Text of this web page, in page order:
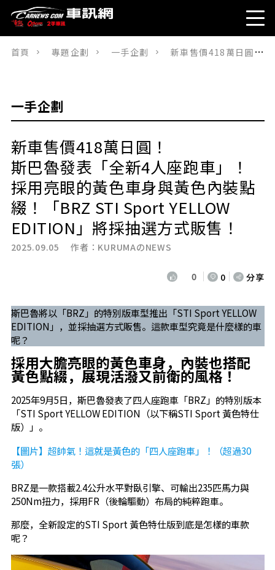
首頁 專題企劃 一手企劃 新車售價418萬日圓！斯巴魯發表「全新4人座跑車」！採用亮眼的黃色車身與黃色內裝點綴！「BRZ STI Sport YELLOW EDITION」將採抽選方式販售！
一手企劃
新車售價418萬日圓！
斯巴魯發表「全新4人座跑車」！
採用亮眼的黃色車身與黃色內裝點
綴！「BRZ STI Sport YELLOW
EDITION」將採抽選方式販售！
2025.09.05 作者： KURUMAのNEWS
0 0 分享
斯巴魯將以「BRZ」的特別版車型推出「STI Sport YELLOW
EDITION」，並採抽選方式販售。這款車型究竟是什麼樣的車
呢？
採用大膽亮眼的黃色車身，內裝也搭配
黃色點綴，展現活潑又前衛的風格！
2025年9月5日，斯巴魯發表了四人座跑車「BRZ」的特別版本
「STI Sport YELLOW EDITION（以下稱STI Sport 黃色特仕
版）」。
【圖片】超帥氣！這就是黃色的「四人座跑車」！（超過30
張）
BRZ是一款搭載2.4公升水平對臥引擎、可輸出235匹馬力與
250Nm扭力，採用FR（後輪驅動）布局的純粹跑車。
那麼，全新設定的STI Sport 黃色特仕版到底是怎樣的車款
呢？